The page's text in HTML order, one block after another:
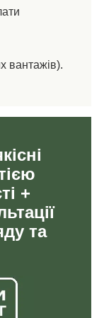
вантажів).
+
та